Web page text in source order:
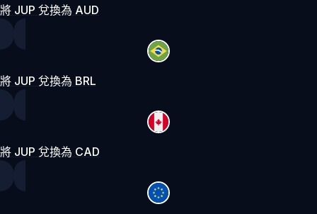
將 JUP 兌換為 AUD
將 JUP 兌換為 BRL
將 JUP 兌換為 CAD